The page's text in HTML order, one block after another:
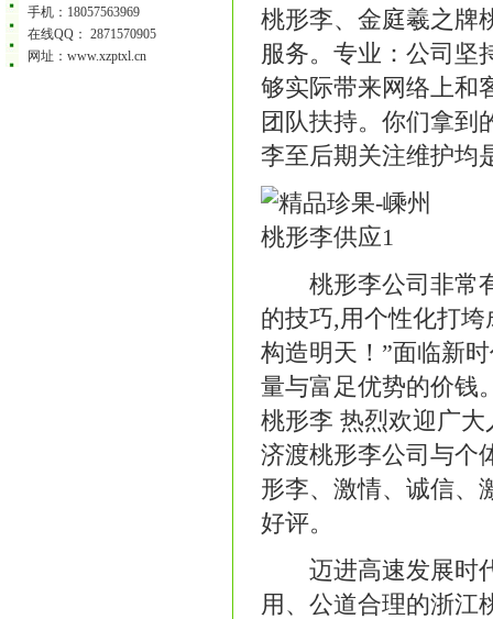
手机：18057563969
在线QQ： 2871570905
网址：www.xzptxl.cn
桃形李、金庭羲之牌
服务。专业：公司
够实际带来网络上和
团队扶持。你们拿到
李至后期关注维护均
桃形李公司非常有
的技巧,用个性化打
构造明天！”面临新
量与富足优势的价钱
桃形李 热烈欢迎广
济渡桃形李公司与个
形李、激情、诚信、
好评。
迈进高速发展时代
用、公道合理的浙江